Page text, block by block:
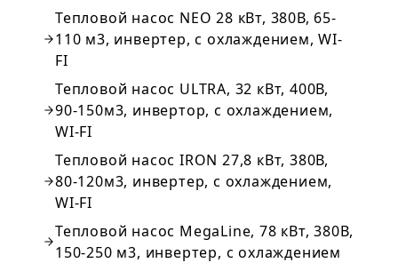
Тепловой насос NEO 28 кВт, 380В, 65-
110 м3, инвертер, с охлаждением, WI-
FI
Тепловой насос ULTRA, 32 кВт, 400В,
90-150м3, инвертор, с охлаждением,
WI-FI
Тепловой насос IRON 27,8 кВт, 380В,
80-120м3, инвертер, с охлаждением,
WI-FI
Тепловой насос MegaLine, 78 кВт, 380В,
150-250 м3, инвертер, с охлаждением